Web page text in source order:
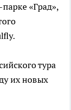
«Град»,
тура
их новых